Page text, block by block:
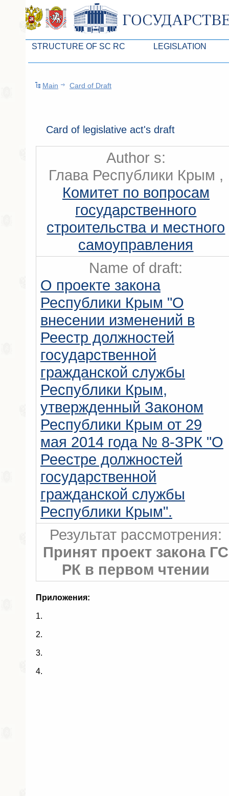
STRUCTURE OF SC RC
Presidium of SC ARC
Permanent commissions of SC ARC
Apparatus of SC of the ARC
Советники Председателя ГС РК
Управление делами ГС РК
Поиск депутата по округу
LEGISLATION
Антикоррупционная
Информация
Схема
Статистика
Main Card of Draft
Card of legislative act's draft
Author s:
Глава Республики Крым ,
Комитет по вопросам
государственного
строительства и местного
самоуправления
Name of draft:
О проекте закона
Республики Крым "О
внесении изменений в
Реестр должностей
государственной
гражданской службы
Республики Крым,
утвержденный Законом
Республики Крым от 29
мая 2014 года № 8-ЗРК "О
Реестре должностей
государственной
гражданской службы
Республики Крым".
Результат рассмотрения:
Принят проект закона ГС
РК в первом чтении
Приложения:
1.
2.
3.
4.